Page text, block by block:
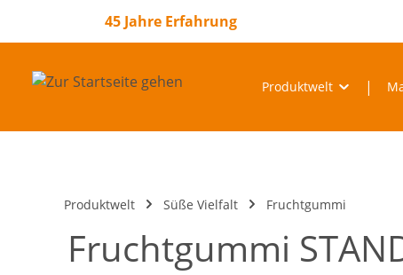
Zur Hauptnavigation springen
45 Jahre Erfahrung
Produktwelt
Produktwelt Süße Vielfalt Fruchtgummi
Fruchtgummi